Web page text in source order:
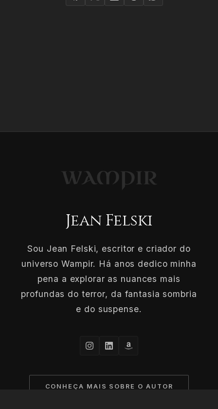
Jean Felski
Sou Jean Felski, escritor e criador do
universo Wampir. Há anos dedico minha
pena a explorar as nuances mais
profundas do terror, da fantasia sombria
e do suspense.
CONHEÇA MAIS SOBRE O AUTOR